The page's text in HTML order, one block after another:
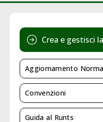
Crea e gestisci
Aggiornamento
Convenzioni
Guida al Runts